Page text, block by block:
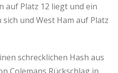
auf Platz 12 liegt und ein
und West Ham auf Platz
schrecklichen Hash aus